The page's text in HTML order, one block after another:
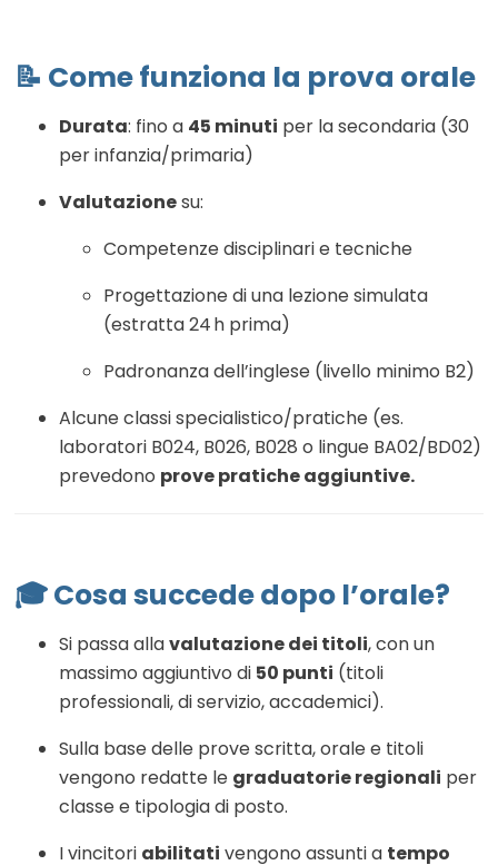
📝 Come funziona la prova orale
Durata: fino a 45 minuti per la secondaria (30
per infanzia/primaria)
Valutazionesu:
Competenze disciplinari e tecniche
Progettazione di una lezione simulata
(estratta 24 h prima)
Padronanza dell’inglese (livello minimo B2)
Alcune classi specialistico/pratiche (es.
laboratori B024, B026, B028 o lingue BA02/BD02)
prevedono prove pratiche aggiuntive.
🎓 Cosa succede dopo l’orale?
Si passa allavalutazione dei titoli, con un
massimo aggiuntivo di 50 punti (titoli
professionali, di servizio, accademici).
Sulla base delle prove scritta, orale e titoli
vengono redatte le graduatorie regionali per
classe e tipologia di posto.
I vincitori abilitati vengono assunti a tempo